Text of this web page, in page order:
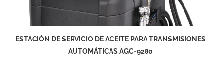
ESTACIÓN DE SERVICIO DE ACEITE PARA TRANSMISIONES
AUTOMÁTICAS AGC-9280